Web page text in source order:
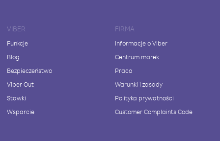
VIBER
Funkcje
Blog
Bezpieczeństwo
Viber Out
Stawki
Wsparcie
FIRMA
Informacje o Viber
Centrum marek
Praca
Warunki i zasady
Polityka prywatności
Customer Complaints Code